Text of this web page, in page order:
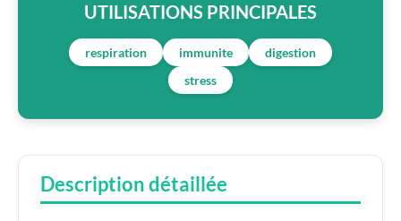
UTILISATIONS PRINCIPALES
respiration immunite
digestion
stress
Description détaillée